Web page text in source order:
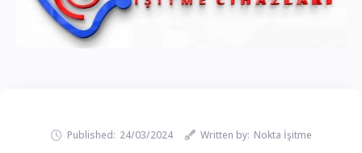
Published: 24/03/2024 Written by: Nokta İşitme